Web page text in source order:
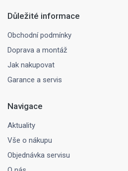
Důležité informace
Obchodní podmínky
Doprava a montáž
Jak nakupovat
Garance a servis
Navigace
Aktuality
Vše o nákupu
Objednávka servisu